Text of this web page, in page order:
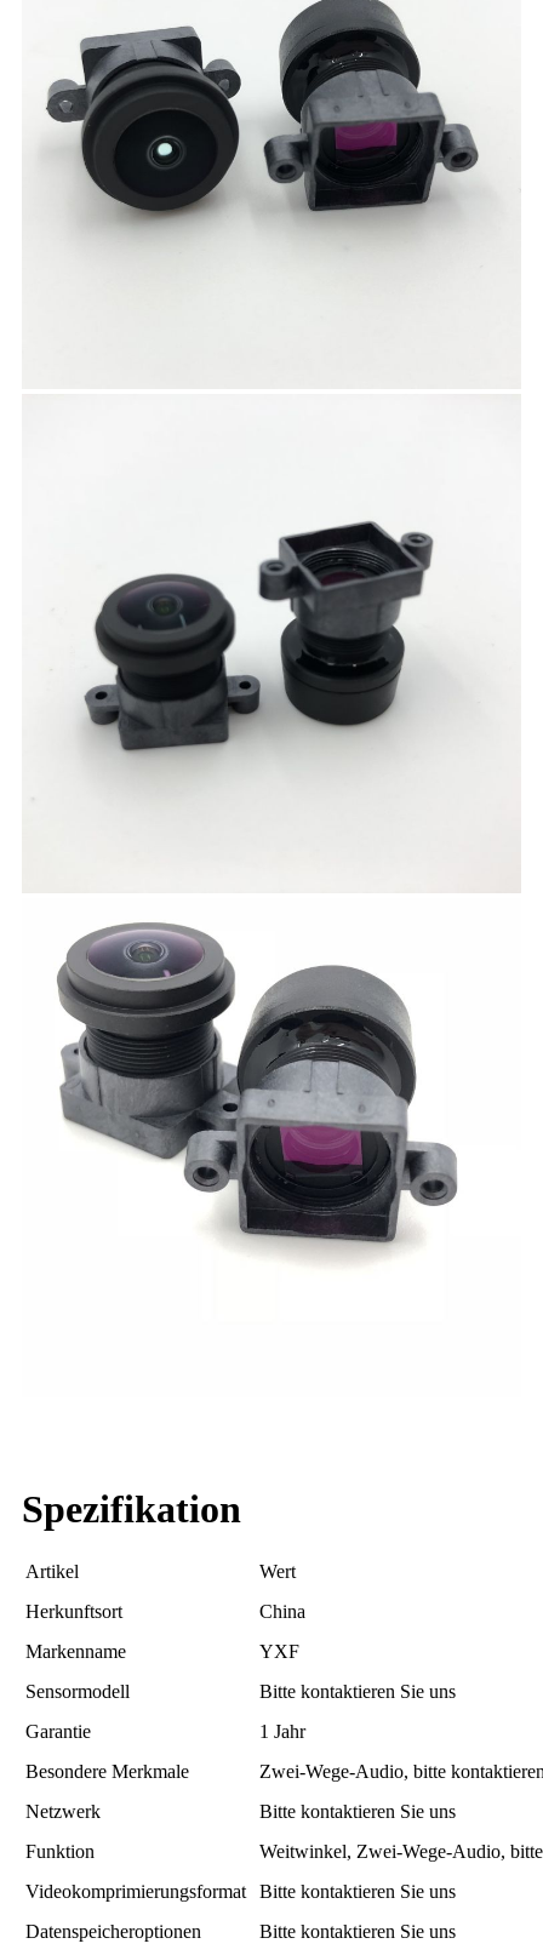
Spezifikation
Artikel
Wert
Herkunftsort
China
Markenname
YXF
Sensormodell
Bitte kontaktieren Sie uns
Garantie
1 Jahr
Besondere Merkmale
Zwei-Wege-Audio, bitte
Netzwerk
Bitte kontaktieren Sie uns
Funktion
Weitwinkel, Zwei-Wege-Audio,
Videokomprimierungsformat
Bitte kontaktieren Sie uns
Datenspeicheroptionen
Bitte kontaktieren Sie uns